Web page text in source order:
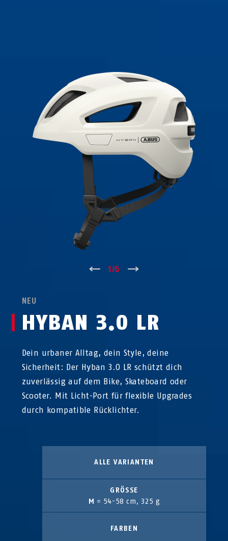
1/6
NEU
HYBAN 3.0 LR
Dein urbaner Alltag, dein Style, deine
Sicherheit: Der Hyban 3.0 LR schützt dich
zuverlässig auf dem Bike, Skateboard oder
Scooter. Mit Licht-Port für flexible Upgrades
durch kompatible Rücklichter.
ALLE VARIANTEN
GRÖSSE
M = 54-58 cm, 325 g
FARBEN